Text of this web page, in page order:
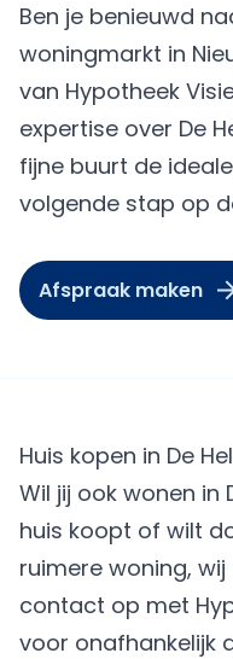
Ben je benieuwd
woningmarkt in
van Hypotheek
expertise over De
fijne buurt de
volgende stap op
Afspraak maken
Huis kopen in De
Wil jij ook wonen in
huis koopt of wilt
ruimere woning,
contact op met
voor onafhankelijk